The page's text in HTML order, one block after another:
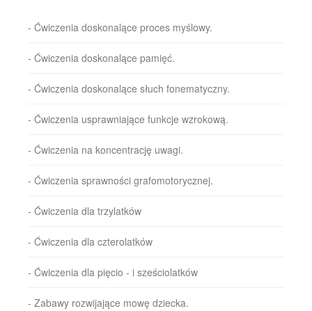
- Ćwiczenia doskonalące proces myślowy.
- Ćwiczenia doskonalące pamięć.
- Ćwiczenia doskonalące słuch fonematyczny.
- Ćwiczenia usprawniające funkcje wzrokową.
- Ćwiczenia na koncentrację uwagi.
- Ćwiczenia sprawności grafomotorycznej.
- Ćwiczenia dla trzylatków
- Ćwiczenia dla czterolatków
- Ćwiczenia dla pięcio - i sześciolatków
- Zabawy rozwijające mowę dziecka.